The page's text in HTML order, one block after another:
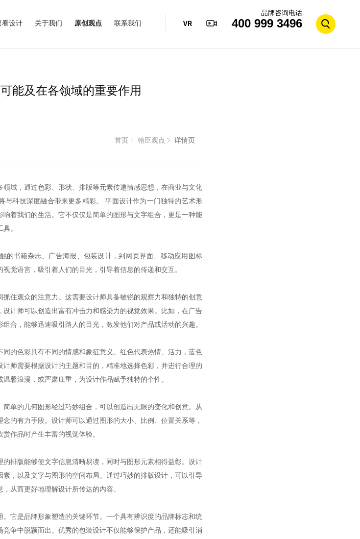
看设计 关于我们 原创观点 联系我们
品牌咨询电话
400 999 3496
能及在各领域的重要作用
首页
翰臣观点 详情页
领域，通过色彩、形状、排版等元素传递情感思想，在商业与文化
与科技深度融合带来更多精彩。 平面设计作为一门独特的艺术形
着我们的生活。它不仅仅是简单的图形与文字组合，更是一种能
。
书籍杂志、广告海报、包装设计，到网页界面、移动应用图标
觉语言，吸引着人们的目光，引导着信息的传递和交互。
观众的注意力。这需要设计师具备敏锐的观察力和独特的创意
计师可以创造出富有冲击力和感染力的视觉效果。比如，在广告
合，能够迅速吸引路人的目光，激发他们对产品或活动的兴趣。
色彩具有不同的情感和象征意义。红色代表热情、活力，蓝色
师需要根据设计的主题和目的，精准地选择色彩，并进行合理的
馨浪漫，或严肃庄重，为设计作品赋予独特的个性。
的几何图形经过巧妙组合，可以创造出无限的变化和创意。从
的有力手段。设计师可以通过图形的大小、比例、位置关系等，
作品时产生丰富的视觉体验。
版能够使文字信息清晰易读，同时与图形元素相得益彰。设计
，以及文字与图形的空间布局。通过巧妙的排版设计，可以引导
从而更好地理解设计所传达的内容。
是品牌形象塑造的关键环节。一个具有辨识度的品牌标志和统
争中脱颖而出。优秀的包装设计不仅能够保护产品，还能吸引消